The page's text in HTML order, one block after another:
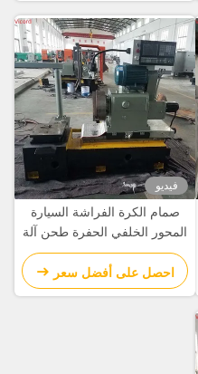
فيديو
صمام الكرة الفراشة السيارة
المحور الخلفي الحفرة طحن آلة
تحويل / طاحونة تحويل Cnc
احصل على أفضل سعر